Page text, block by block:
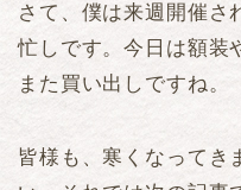
さて、僕は来週開催さ
忙しです。今日は額装
また買い出しですね。
皆様も、寒くなってき